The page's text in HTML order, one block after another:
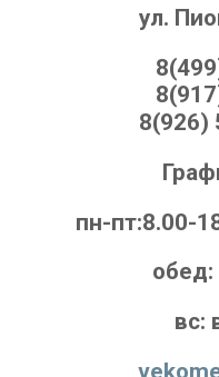
ул.
8(926)
пн-пт:8.00-
обед:
вс: